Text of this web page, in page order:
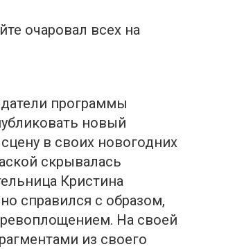
очаровал всех на
программы
новый
в своих новогодних
скрывалась
Кристина
справился с образом,
На своей
из своего